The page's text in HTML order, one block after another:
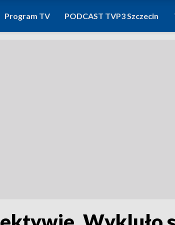
Program TV PODCAST TVP3 Szczecin